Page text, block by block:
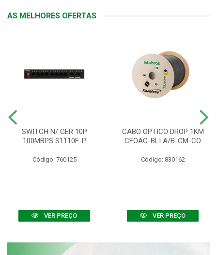
AS MELHORES OFERTAS
SWITCH N/ GER 10P
100MBPS S1110F-P
Código: 760125
VER PREÇO
CABO OPTICO DROP 1KM
CFOAC-BLI A/B-CM-CO
Código: 830162
VER PREÇO